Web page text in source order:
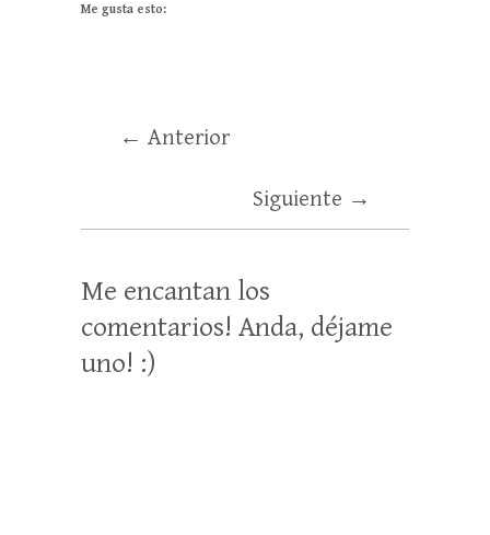
Me gusta esto:
← Anterior
Siguiente →
Me encantan los
comentarios! Anda, déjame
uno! :)